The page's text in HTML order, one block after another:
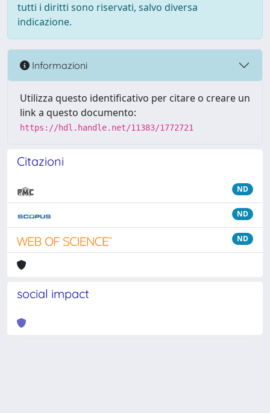
tutti i diritti sono riservati, salvo diversa
indicazione.
Informazioni
Utilizza questo identificativo per citare o creare un
link a questo documento:
https://hdl.handle.net/11383/1772721
Citazioni
ND
ND
ND
social impact